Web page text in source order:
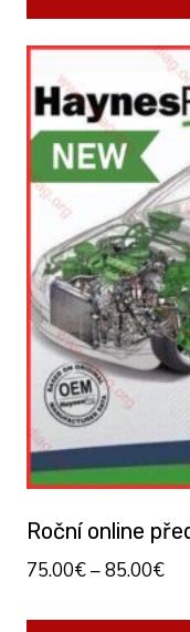
Roční online
75.00€–85.00€